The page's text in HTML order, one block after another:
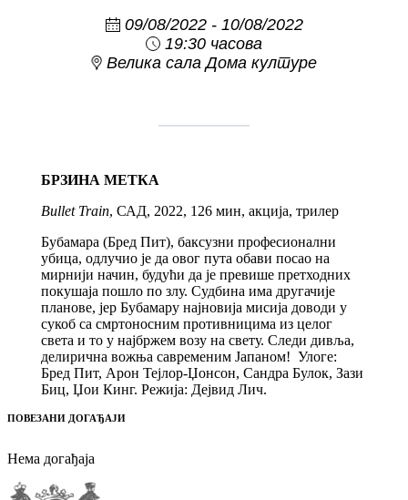
09/08/2022 - 10/08/2022
19:30 часова
Велика сала Дома културе
БРЗИНА МЕТКА
Bullet Train, САД, 2022, 126 мин, акција, трилер
Бубамара (Бред Пит), баксузни професионални
убица, одлучио је да овог пута обави посао на
мирнији начин, будући да је превише претходних
покушаја пошло по злу. Судбина има другачије
планове, јер Бубамару најновија мисија доводи у
сукоб са смртоносним противницима из целог
света и то у најбржем возу на свету. Следи дивља,
делирична вожња савременим Јапаном! Улоге:
Бред Пит, Арон Тејлор-Џонсон, Сандра Булок, Зази
Биц, Џои Кинг. Режија: Дејвид Лич.
ПОВЕЗАНИ ДОГАЂАЈИ
Нема догађаја